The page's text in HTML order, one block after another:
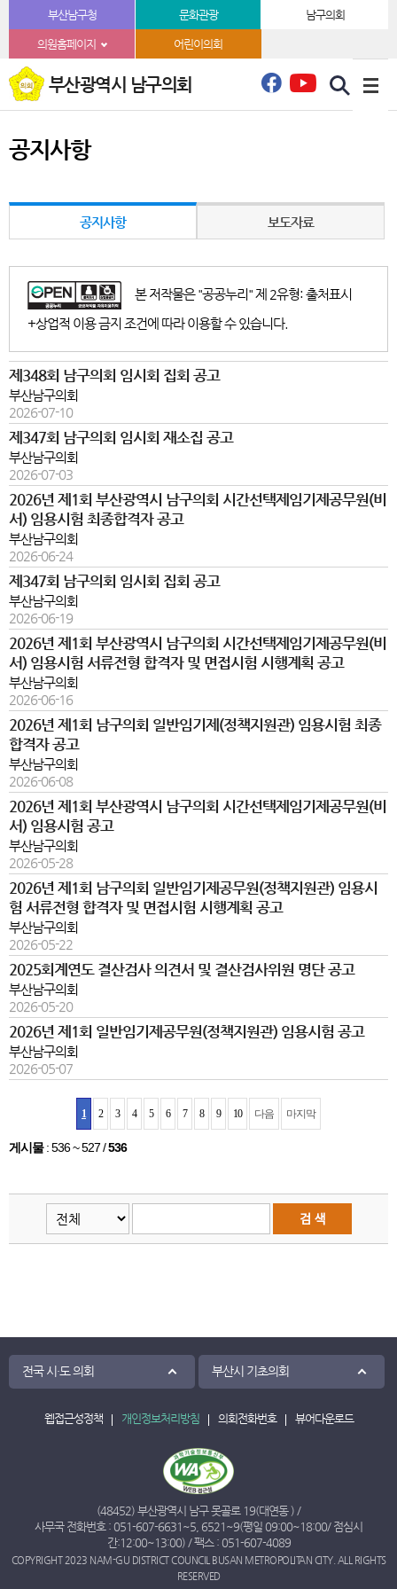
본문바로가기부산남구청 문화관광 남구의회
의원홈페이지 어린이의회
부산광역시 남구의회
공지사항
공지사항 보도자료
본 저작물은 "공공누리" 제 2유형: 출처표시
+상업적 이용 금지 조건에 따라 이용할 수 있습니다.
제348회 남구의회 임시회 집회 공고
부산남구의회
2026-07-10
제347회 남구의회 임시회 재소집 공고
부산남구의회
2026-07-03
2026년 제1회 부산광역시 남구의회 시간선택제임기제공무원(비
서) 임용시험 최종합격자 공고
부산남구의회
2026-06-24
제347회 남구의회 임시회 집회 공고
부산남구의회
2026-06-19
2026년 제1회 부산광역시 남구의회 시간선택제임기제공무원(비
서) 임용시험 서류전형 합격자 및 면접시험 시행계획 공고
부산남구의회
2026-06-16
2026년 제1회 남구의회 일반임기제(정책지원관) 임용시험 최종
합격자 공고
부산남구의회
2026-06-08
2026년 제1회 부산광역시 남구의회 시간선택제임기제공무원(비
서) 임용시험 공고
부산남구의회
2026-05-28
2026년 제1회 남구의회 일반임기제공무원(정책지원관) 임용시
험 서류전형 합격자 및 면접시험 시행계획 공고
부산남구의회
2026-05-22
2025회계연도 결산검사 의견서 및 결산검사위원 명단 공고
부산남구의회
2026-05-20
2026년 제1회 일반임기제공무원(정책지원관) 임용시험 공고
부산남구의회
2026-05-07
1 2 3 4 5 6 7 8 9 10 다음 마지막
게시물: 536 ~ 527 /536
전국 시·도 의회 부산시 기초의회
웹접근성정책 개인정보처리방침 의회전화번호 뷰어다운로드
(48452) 부산광역시 남구 못골로 19(대연동 ) /
사무국 전화번호 : 051-607-6631 ~5 6521 ~9(평일 09:00~18:00/ 점심시
간:12:00~13:00) / 팩스 : 051-607-4089
COPYRIGHT 2023 NAM-GU DISTRICT COUNCIL BUSAN METROPOLITAN CITY. ALL RIGHTS
RESERVED